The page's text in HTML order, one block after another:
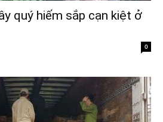
quý hiếm sắp cạn kiệt ở
0